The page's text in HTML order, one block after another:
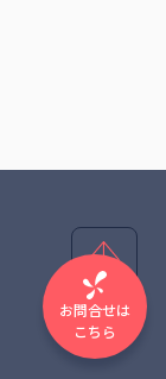
Page
to Top
お問合せは
こちら